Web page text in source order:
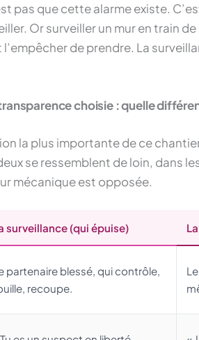
pas que cette alarme existe.
Or surveiller un mur en train
l’empêcher de prendre. La
choisie : quelle
la plus importante de ce
se ressemblent de loin, dans
mécanique est opposée.
surveillance (qui épuise)
partenaire blessé, qui contrôle,
recoupe.